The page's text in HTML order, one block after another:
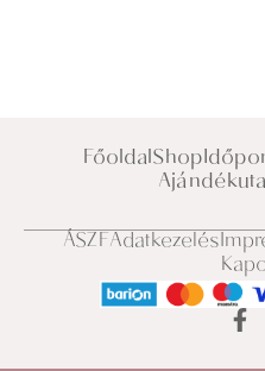
FőoldalShop
ÁSZFAdatkezelés